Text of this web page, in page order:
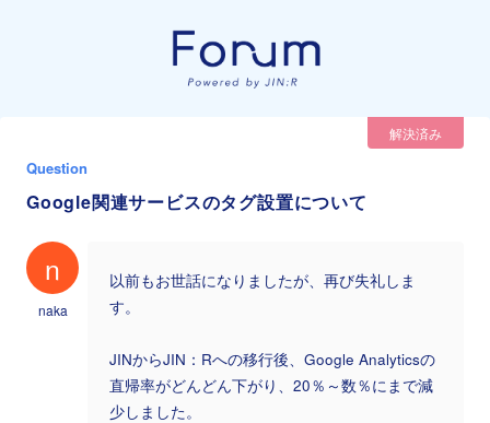
解決済み
Question
Google関連サービスのタグ設置について
n
naka
以前もお世話になりましたが、再び失礼しま
す。
JINからJIN：Rへの移行後、Google Analyticsの
直帰率がどんどん下がり、20％～数％にまで減
少しました。